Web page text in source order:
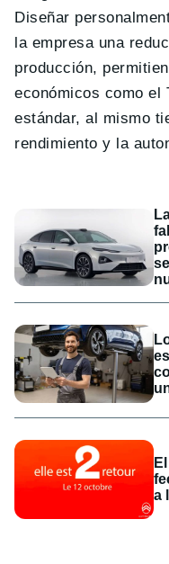
Diseñar
la empresa una
producción,
económicos como el
estándar, al mismo
rendimiento y la
a